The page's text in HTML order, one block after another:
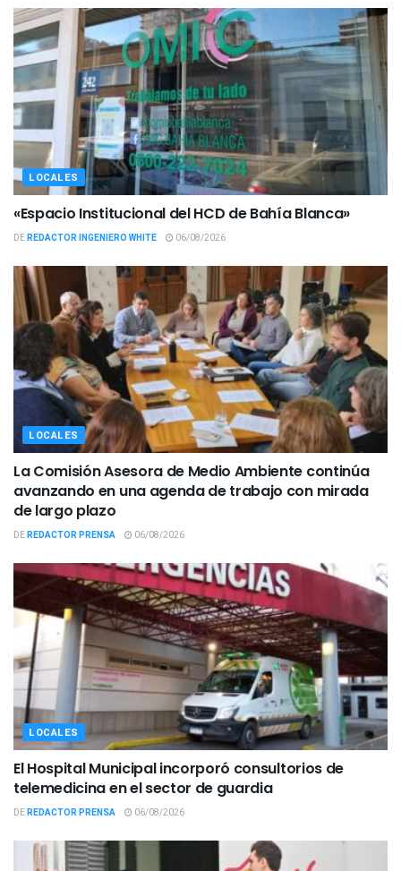
LOCALES
«Espacio Institucional del HCD de Bahía Blanca»
DEREDACTOR INGENIERO WHITE 06/08/2026
LOCALES
La Comisión Asesora de Medio Ambiente continúa
avanzando en una agenda de trabajo con mirada
de largo plazo
DEREDACTOR PRENSA 06/08/2026
LOCALES
El Hospital Municipal incorporó consultorios de
telemedicina en el sector de guardia
DEREDACTOR PRENSA 06/08/2026